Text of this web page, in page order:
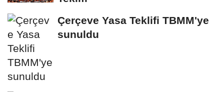
Çerçeve Yasa Teklifi TBMM'ye
sunuldu